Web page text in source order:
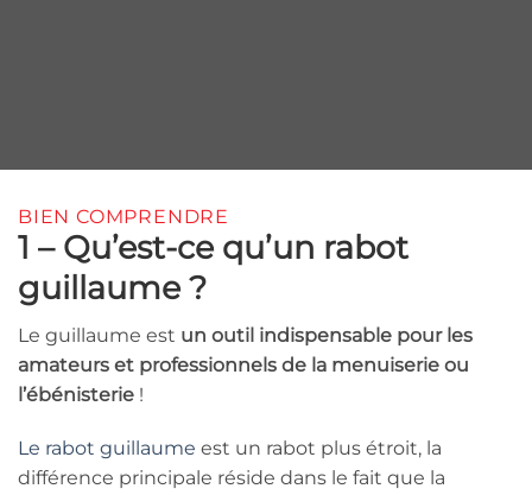
BIEN COMPRENDRE
1 – Qu’est-ce qu’un rabot
guillaume ?
Le guillaume est un outil indispensable pour les
amateurs et professionnels de la menuiserie ou
l’ébénisterie !
Le rabot guillaume est un rabot plus étroit, la
différence principale réside dans le fait que la